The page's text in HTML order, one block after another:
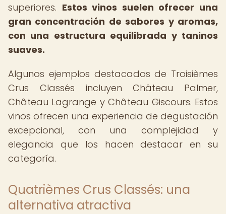
superiores. Estos vinos suelen ofrecer una
gran concentración de sabores y aromas,
con una estructura equilibrada y taninos
suaves.
Algunos ejemplos destacados de Troisièmes
Crus Classés incluyen Château Palmer,
Château Lagrange y Château Giscours. Estos
vinos ofrecen una experiencia de degustación
excepcional, con una complejidad y
elegancia que los hacen destacar en su
categoría.
Quatrièmes Crus Classés: una
alternativa atractiva